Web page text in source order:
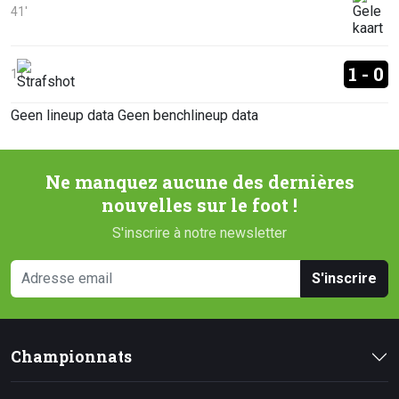
41'
11' 1 - 0
Geen lineup data Geen benchlineup data
Ne manquez aucune des dernières
nouvelles sur le foot !
S'inscrire à notre newsletter
S'inscrire
Championnats